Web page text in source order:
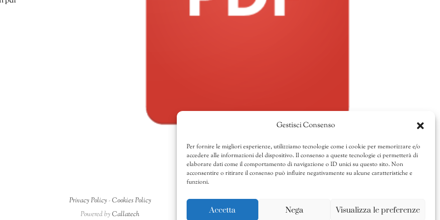
Gestisci Consenso
Per fornire le migliori esperienze, utilizziamo tecnologie come i cookie per memorizzare e/o
accedere alle informazioni del dispositivo. Il consenso a queste tecnologie ci permetterà di
elaborare dati come il comportamento di navigazione o ID unici su questo sito. Non
acconsentire o ritirare il consenso può influire negativamente su alcune caratteristiche e
funzioni.
Accetta Nega Visualizza le preferenze
Privacy Policy-Cookies Policy
Powered byCallatech